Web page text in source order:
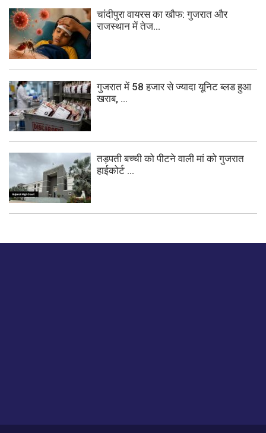
चांदीपुरा वायरस का खौफ: गुजरात और
राजस्थान में तेज...
गुजरात में 58 हजार से ज्यादा यूनिट ब्लड हुआ
खराब, ...
तड़पती बच्ची को पीटने वाली मां को गुजरात
हाईकोर्ट ...